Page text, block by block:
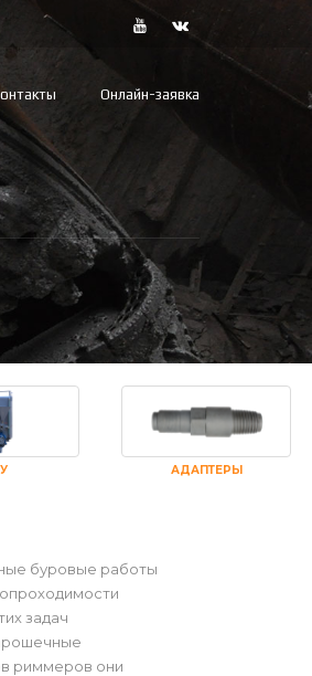
Онлайн-заявка
АДАПТЕРЫ
буровые работы
задач
риммеров они